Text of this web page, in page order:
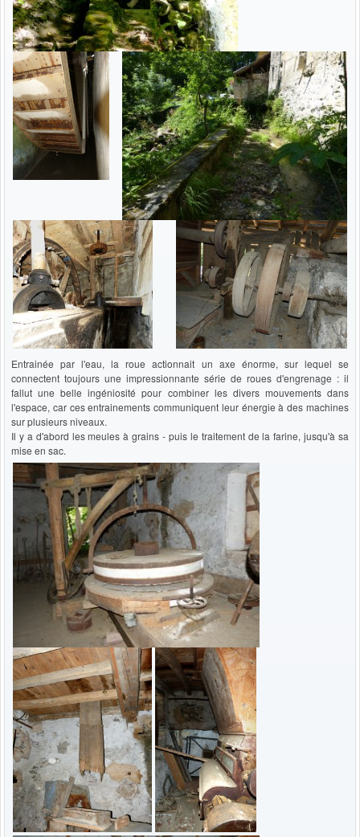
Entrainée par l'eau, la roue actionnait un axe énorme, sur lequel se
connectent toujours une impressionnante série de roues d'engrenage : il
fallut une belle ingéniosité pour combiner les divers mouvements dans
l'espace, car ces entrainements communiquent leur énergie à des machines
sur plusieurs niveaux.
Il y a d'abord les meules à grains - puis le traitement de la farine, jusqu'à sa
mise en sac.